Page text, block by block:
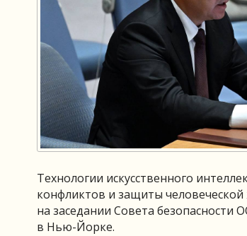
Технологии искусственного
конфликтов и защиты
на заседании Совета безопасности
в Нью-Йорке.